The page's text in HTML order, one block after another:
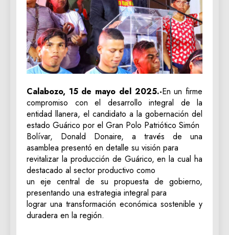
Calabozo, 15 de mayo del 2025.-En un firme
compromiso con el desarrollo integral de la
entidad llanera, el candidato a la gobernación del
estado Guárico por el Gran Polo Patriótico Simón
Bolívar, Donald Donaire, a través de una
asamblea presentó en detalle su visión para
revitalizar la producción de Guárico, en la cual ha
destacado al sector productivo como
un eje central de su propuesta de gobierno,
presentando una estrategia integral para
lograr una transformación económica sostenible y
duradera en la región.